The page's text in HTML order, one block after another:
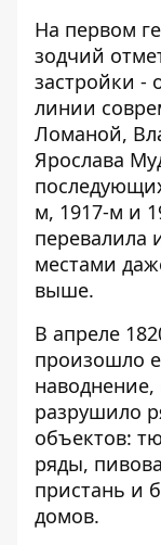
На первом
зодчий
застройки -
линии
Ломаной,
Ярослава
м, 1917-м и
перевалила
местами
выше.
В апреле
произошло
наводнение,
разрушило
объектов:
ряды,
пристань и
домов.